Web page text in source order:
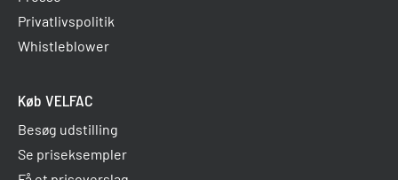
Privatlivspolitik
Whistleblower
Køb VELFAC
Besøg udstilling
Se priseksempler